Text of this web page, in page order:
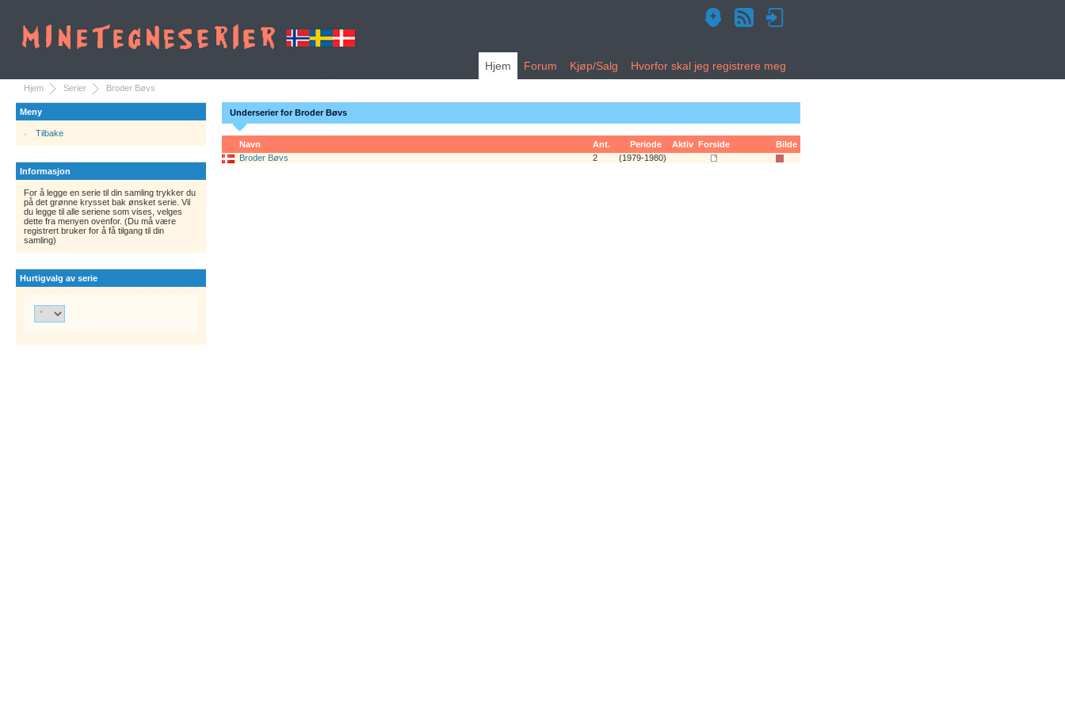
Hjem Forum Kjøp/Salg Hvorfor skal jeg registrere meg
Hjem Serier Broder Bøvs
Meny
Tilbake
Informasjon
For å legge en serie til din samling trykker du
på det grønne krysset bak ønsket serie. Vil
du legge til alle seriene som vises, velges
dette fra menyen ovenfor. (Du må være
registrert bruker for å få tilgang til din
samling)
Hurtigvalg av serie
Underserier for Broder Bøvs
Navn Ant. Periode Aktiv Forside
Bilde
Broder Bøvs
2 (1979-1980)